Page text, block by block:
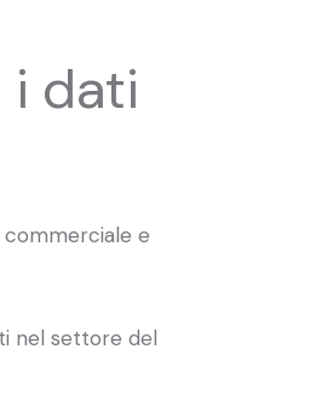
i dati
e
nel settore del